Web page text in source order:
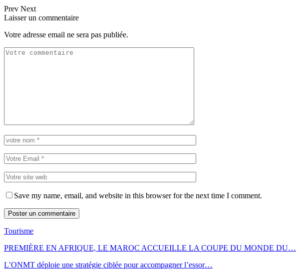
Prev Next
Laisser un commentaire
Votre adresse email ne sera pas publiée.
Save my name, email, and website in this browser for the next time I comment.
Tourisme
PREMIÈRE EN AFRIQUE, LE MAROC ACCUEILLE LA COUPE DU MONDE DU…
L’ONMT déploie une stratégie ciblée pour accompagner l’essor…